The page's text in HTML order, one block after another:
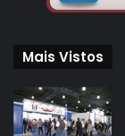
Mais Vistos